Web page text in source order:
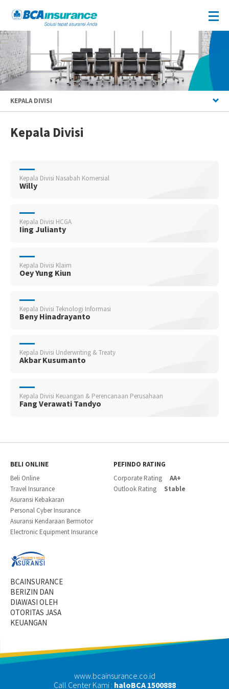
KEPALA DIVISI
Kepala Divisi
Kepala Divisi Nasabah Komersial
Willy
Kepala Divisi HCGA
Iing Julianty
Kepala Divisi Klaim
Oey Yung Kiun
Kepala Divisi Teknologi Informasi
Beny Hinadrayanto
Kepala Divisi Underwriting & Treaty
Akbar Kusumanto
Kepala Divisi Keuangan & Perencanaan Perusahaan
Fang Verawati Tandyo
BELI ONLINE
Beli Online
Travel Insurance
Asuransi Kebakaran
Personal Cyber Insurance
Asuransi Kendaraan Bermotor
Electronic Equipment Insurance
PEFINDO RATING
Corporate Rating AA+
Outlook Rating Stable
BCAINSURANCE
BERIZIN DAN
DIAWASI OLEH
OTORITAS JASA
KEUANGAN
www.bcainsurance.co.id
Call Center Kami : haloBCA 1500888